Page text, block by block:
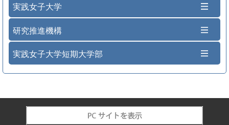
実践女子大学
研究推進機構
実践女子大学短期大学部